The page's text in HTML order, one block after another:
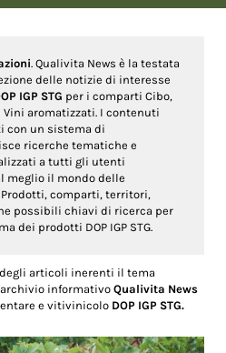
. Qualivita News è la testata
delle notizie di interesse
IGP STG per i comparti Cibo,
Vini aromatizzati. I contenuti
con un sistema di
ricerche tematiche e
a tutti gli utenti
meglio il mondo delle
Prodotti, comparti, territori,
possibili chiavi di ricerca per
dei prodotti DOP IGP STG.
articoli inerenti il tema
informativoQualivita News
e vitivinicolo DOP IGP STG.